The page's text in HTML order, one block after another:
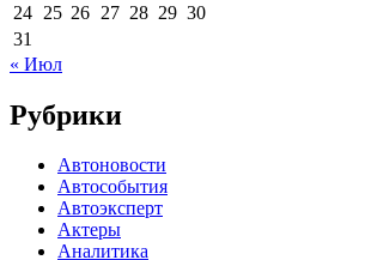
24 25 26 27 28 29 30
31
« Июл
Рубрики
Автоновости
Автособытия
Автоэксперт
Актеры
Аналитика